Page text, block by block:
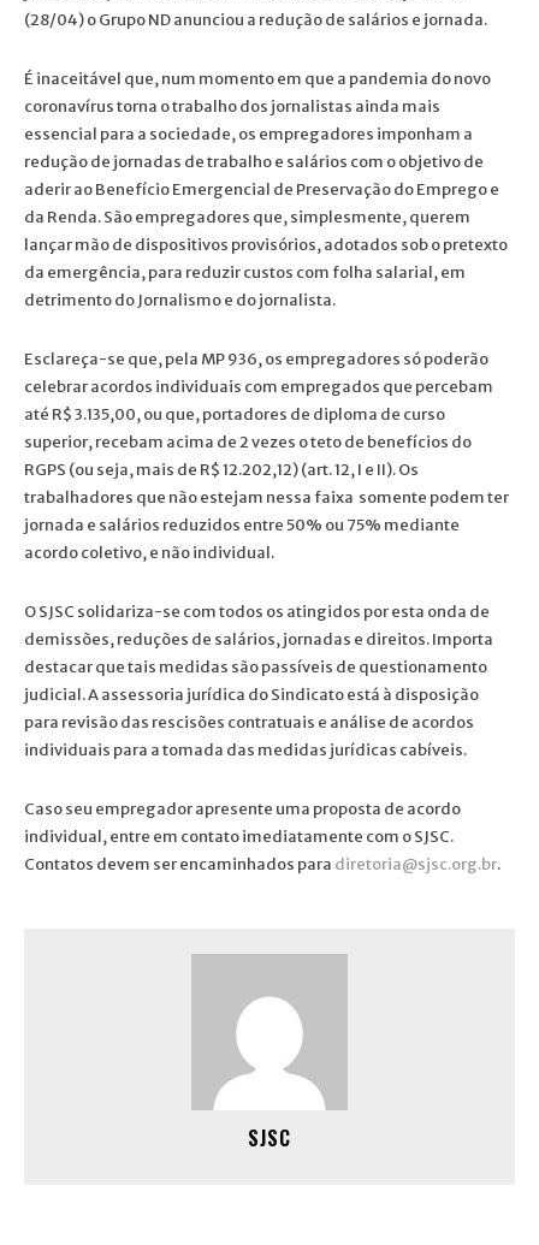
(28/04) o Grupo ND anunciou a redução de salários e jornada.
É inaceitável que, num momento em que a pandemia do novo
coronavírus torna o trabalho dos jornalistas ainda mais
essencial para a sociedade, os empregadores imponham a
redução de jornadas de trabalho e salários com o objetivo de
aderir ao Benefício Emergencial de Preservação do Emprego e
da Renda. São empregadores que, simplesmente, querem
lançar mão de dispositivos provisórios, adotados sob o pretexto
da emergência, para reduzir custos com folha salarial, em
detrimento do Jornalismo e do jornalista.
Esclareça-se que, pela MP 936, os empregadores só poderão
celebrar acordos individuais com empregados que percebam
até R$ 3.135,00, ou que, portadores de diploma de curso
superior, recebam acima de 2 vezes o teto de benefícios do
RGPS (ou seja, mais de R$ 12.202,12) (art. 12, I e II). Os
trabalhadores que não estejam nessa faixa somente podem ter
jornada e salários reduzidos entre 50% ou 75% mediante
acordo coletivo, e não individual.
O SJSC solidariza-se com todos os atingidos por esta onda de
demissões, reduções de salários, jornadas e direitos. Importa
destacar que tais medidas são passíveis de questionamento
judicial. A assessoria jurídica do Sindicato está à disposição
para revisão das rescisões contratuais e análise de acordos
individuais para a tomada das medidas jurídicas cabíveis.
Caso seu empregador apresente uma proposta de acordo
individual, entre em contato imediatamente com o SJSC.
Contatos devem ser encaminhados para diretoria@sjsc.org.br.
SJSC